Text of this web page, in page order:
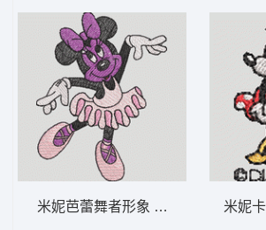
米妮芭蕾舞者形象 米妮 44-DST格式
米妮